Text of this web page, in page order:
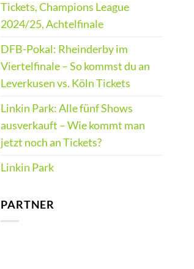
Tickets, Champions League
2024/25, Achtelfinale
DFB-Pokal: Rheinderby im
Viertelfinale – So kommst du an
Leverkusen vs. Köln Tickets
Linkin Park: Alle fünf Shows
ausverkauft – Wie kommt man
jetzt noch an Tickets?
Linkin Park
PARTNER